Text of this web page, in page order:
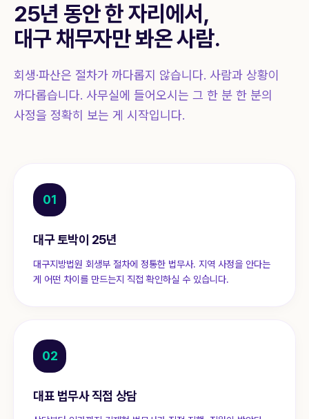
25년 동안 한 자리에서,
대구 채무자만 봐온 사람.
회생·파산은 절차가 까다롭지 않습니다. 사람과 상황이
까다롭습니다. 사무실에 들어오시는 그 한 분 한 분의
사정을 정확히 보는 게 시작입니다.
01
대구 토박이 25년
대구지방법원 회생부 절차에 정통한 법무사. 지역 사정을 안다는
게 어떤 차이를 만드는지 직접 확인하실 수 있습니다.
02
대표 법무사 직접 상담